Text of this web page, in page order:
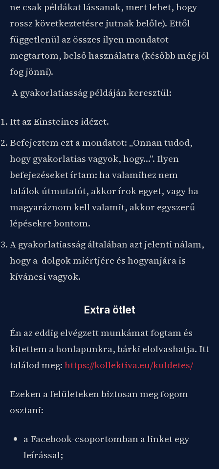
ne csak példákat lássanak, mert lehet, hogy
rossz következtetésre jutnak belőle). Ettől
függetlenül az összes ilyen mondatot
megtartom, belső használatra (később még jól
fog jönni).
A gyakorlatiasság példáján keresztül:
Itt az Einsteines idézet.
Befejeztem ezt a mondatot: „Onnan tudod,
hogy gyakorlatias vagyok, hogy…”. Ilyen
befejezéseket írtam: ha valamihez nem
találok útmutatót, akkor írok egyet, vagy ha
magyaráznom kell valamit, akkor egyszerű
lépésekre bontom.
A gyakorlatiasság általában azt jelenti nálam,
hogy a dolgok miértjére és hogyanjára is
kíváncsi vagyok.
Extra ötlet
Én az eddig elvégzett munkámat fogtam és
kitettem a honlapunkra, bárki elolvashatja. Itt
találod meg:https://kollektiva.eu/kuldetes/
Ezeken a felületeken biztosan meg fogom
osztani:
a Facebook-csoportomban a linket egy
leírással;